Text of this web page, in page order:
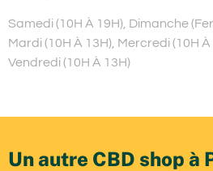
Samedi (10H À 19H), Dimanche
Mardi (10H À 13H), Mercredi (10H À
Vendredi (10H À 13H)
Un autre CBD shop à